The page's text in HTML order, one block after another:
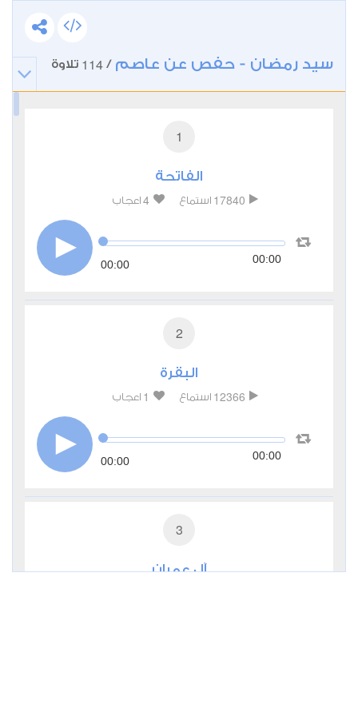
سيد رمضان - حفص عن عاصم /
114 تلاوة
1
الفاتحة
17840 استماع 4 اعجاب
00:00 00:00
2
البقرة
12366 استماع 1 اعجاب
00:00 00:00
3
آل عمران